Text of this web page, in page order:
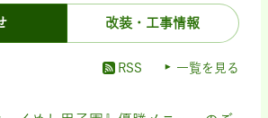
改装・工事情報
RSS 一覧を見る